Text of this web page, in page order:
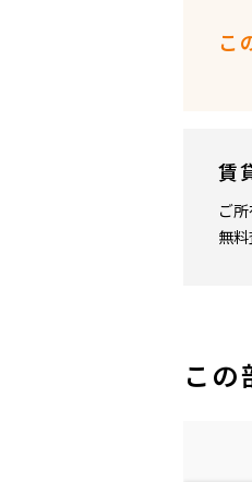
こ
賃
ご
無
こ